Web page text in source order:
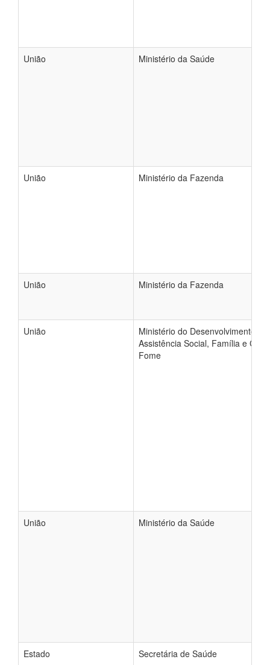
União Ministério da Saúde
União Ministério da Fazenda
União Ministério da Fazenda
União
Ministério do Desenvolvimento e
Assistência Social, Família e
Fome
União Ministério da Saúde
Estado Secretária de Saúde